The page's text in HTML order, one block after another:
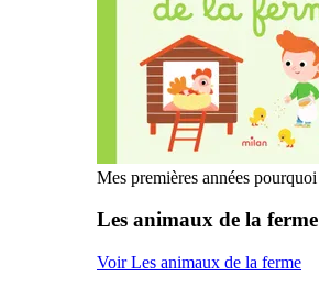
Mes premières années pourquoi
Les animaux de la ferme
Voir Les animaux de la ferme